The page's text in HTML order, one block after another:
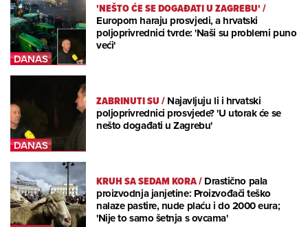
'NEŠTO ĆE SE DOGAĐATI U ZAGREBU'/
Europom haraju prosvjedi, a hrvatski
poljoprivrednici tvrde: 'Naši su problemi puno
veći'
ZABRINUTI SU/Najavljuju li i hrvatski
poljoprivrednici prosvjede? 'U utorak će se
nešto događati u Zagrebu'
KRUH SA SEDAM KORA/Drastično pala
proizvodnja janjetine: Proizvođači teško
nalaze pastire, nude plaću i do 2000 eura;
'Nije to samo šetnja s ovcama'